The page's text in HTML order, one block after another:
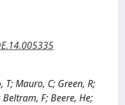
T; Mauro, C; Green, R;
Beltram, F; Beere, He;